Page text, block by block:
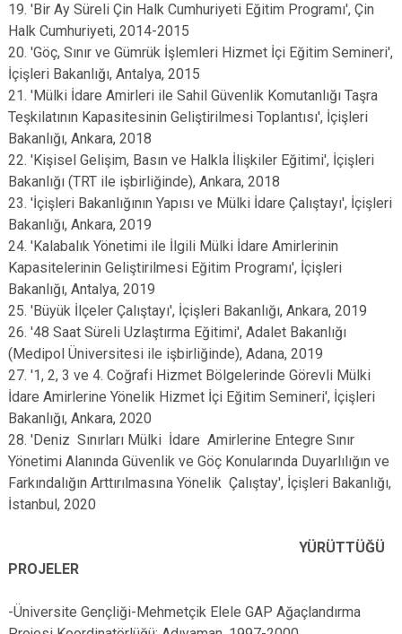
19. 'Bir Ay Süreli Çin Halk Cumhuriyeti Eğitim Programı', Çin
Halk Cumhuriyeti, 2014-2015
20. 'Göç, Sınır ve Gümrük İşlemleri Hizmet İçi Eğitim Semineri',
İçişleri Bakanlığı, Antalya, 2015
21. 'Mülki İdare Amirleri ile Sahil Güvenlik Komutanlığı Taşra
Teşkilatının Kapasitesinin Geliştirilmesi Toplantısı', İçişleri
Bakanlığı, Ankara, 2018
22. 'Kişisel Gelişim, Basın ve Halkla İlişkiler Eğitimi', İçişleri
Bakanlığı (TRT ile işbirliğinde), Ankara, 2018
23. 'İçişleri Bakanlığının Yapısı ve Mülki İdare Çalıştayı', İçişleri
Bakanlığı, Ankara, 2019
24. 'Kalabalık Yönetimi ile İlgili Mülki İdare Amirlerinin
Kapasitelerinin Geliştirilmesi Eğitim Programı', İçişleri
Bakanlığı, Antalya, 2019
25. 'Büyük İlçeler Çalıştayı', İçişleri Bakanlığı, Ankara, 2019
26. '48 Saat Süreli Uzlaştırma Eğitimi', Adalet Bakanlığı
(Medipol Üniversitesi ile işbirliğinde), Adana, 2019
27. '1, 2, 3 ve 4. Coğrafi Hizmet Bölgelerinde Görevli Mülki
İdare Amirlerine Yönelik Hizmet İçi Eğitim Semineri', İçişleri
Bakanlığı, Ankara, 2020
28. 'Deniz Sınırları Mülki İdare Amirlerine Entegre Sınır
Yönetimi Alanında Güvenlik ve Göç Konularında Duyarlılığın ve
Farkındalığın Arttırılmasına Yönelik Çalıştay', İçişleri Bakanlığı,
İstanbul, 2020
YÜRÜTTÜĞÜ
PROJELER
-Üniversite Gençliği-Mehmetçik Elele GAP Ağaçlandırma